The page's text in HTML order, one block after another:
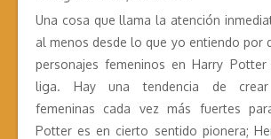
Una cosa que llama la atención
al menos desde lo que yo entiendo por
personajes femeninos en Harry
liga. Hay una tendencia de crear
femeninas cada vez más fuertes
Potter es en cierto sentido pionera;